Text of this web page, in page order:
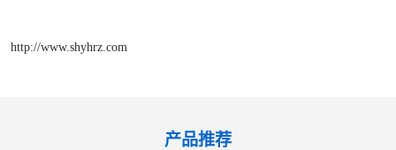
http://www.shyhrz.com
产品推荐